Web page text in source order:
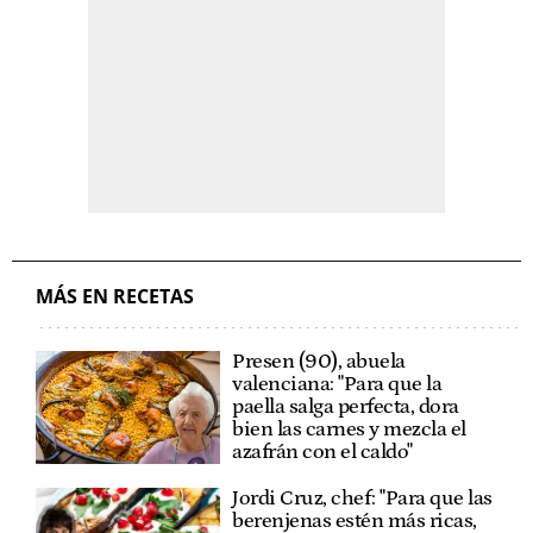
MÁS EN RECETAS
Presen (90), abuela
valenciana: "Para que la
paella salga perfecta, dora
bien las carnes y mezcla el
azafrán con el caldo"
Jordi Cruz, chef: "Para que las
berenjenas estén más ricas,